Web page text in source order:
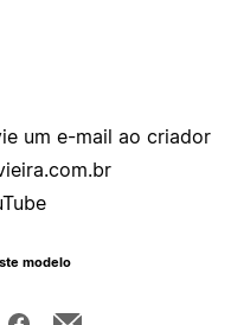
um e-mail ao criador
modelo